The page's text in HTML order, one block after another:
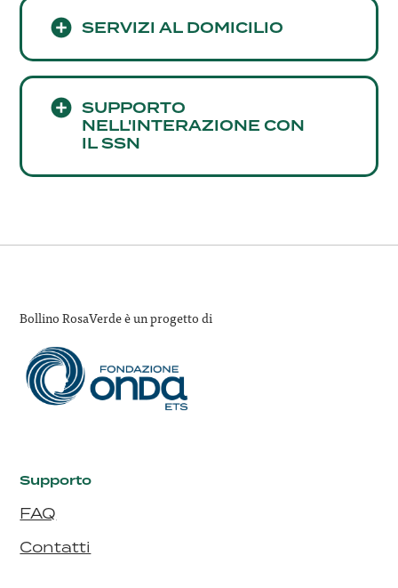
SERVIZI AL DOMICILIO
SUPPORTO
NELL'INTERAZIONE CON
IL SSN
Bollino RosaVerde è un progetto di
Supporto
FAQ
Contatti